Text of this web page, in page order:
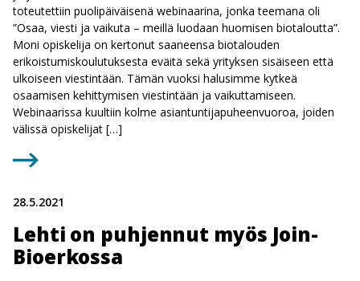
toteutettiin puolipäiväisenä webinaarina, jonka teemana oli
”Osaa, viesti ja vaikuta – meillä luodaan huomisen biotaloutta”.
Moni opiskelija on kertonut saaneensa biotalouden
erikoistumiskoulutuksesta eväitä sekä yrityksen sisäiseen että
ulkoiseen viestintään. Tämän vuoksi halusimme kytkeä
osaamisen kehittymisen viestintään ja vaikuttamiseen.
Webinaarissa kuultiin kolme asiantuntijapuheenvuoroa, joiden
välissä opiskelijat […]
28.5.2021
Lehti on puhjennut myös Join-
Bioerkossa